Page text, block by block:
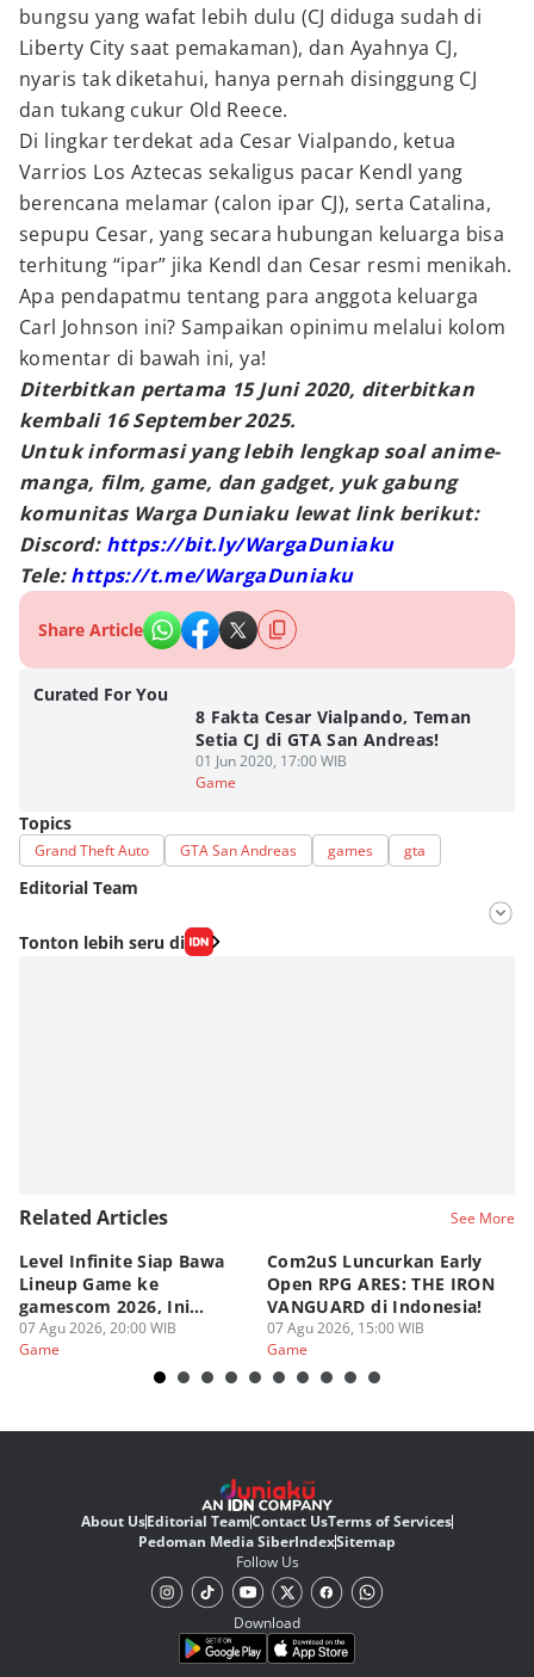
bungsu yang wafat lebih dulu (CJ diduga sudah di
Liberty City saat pemakaman), dan Ayahnya CJ,
nyaris tak diketahui, hanya pernah disinggung CJ
dan tukang cukur Old Reece.
Di lingkar terdekat ada Cesar Vialpando, ketua
Varrios Los Aztecas sekaligus pacar Kendl yang
berencana melamar (calon ipar CJ), serta Catalina,
sepupu Cesar, yang secara hubungan keluarga bisa
terhitung “ipar” jika Kendl dan Cesar resmi menikah.
Apa pendapatmu tentang para anggota keluarga
Carl Johnson ini? Sampaikan opinimu melalui kolom
komentar di bawah ini, ya!
Diterbitkan pertama 15 Juni 2020, diterbitkan
kembali 16 September 2025.
Untuk informasi yang lebih lengkap soal anime-
manga, film, game, dan gadget, yuk gabung
komunitas Warga Duniaku lewat link berikut:
Discord: https://bit.ly/WargaDuniaku
Tele:https://t.me/WargaDuniaku
Share Article
Curated For You
8 Fakta Cesar Vialpando, Teman
Setia CJ di GTA San Andreas!
01 Jun 2020, 17:00 WIB
Game
Topics
Grand Theft Auto GTA San Andreas games gta
Editorial Team
Editor
Fahrul Razi Uni Nurullah
Tonton lebih seru di
Related Articles See More
Level Infinite Siap Bawa
Lineup Game ke
gamescom 2026, Ini
Judulnya!
07 Agu 2026, 20:00 WIB
Game
Com2uS Luncurkan Early
Open RPG ARES: THE IRON
VANGUARD di Indonesia!
07 Agu 2026, 15:00 WIB
Game
About UsEditorial TeamContact UsTerms of Services
Pedoman Media SiberIndexSitemap
Follow Us
Download